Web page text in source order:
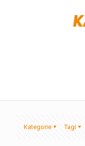
Kategorie Tagi